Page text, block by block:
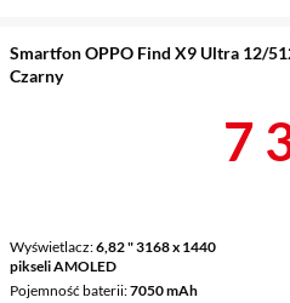
Smartfon OPPO Find X9 Ultra 12/
Czarny
Wyświetlacz 6,82 " 3168 x 1440
pikseli AMOLED
Pojemność baterii 7050 mAh
7